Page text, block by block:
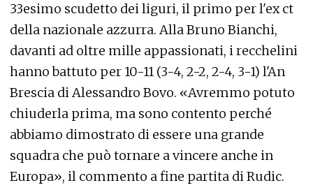
33esimo scudetto dei liguri, il primo per l'ex ct
della nazionale azzurra. Alla Bruno Bianchi,
davanti ad oltre mille appassionati, i recchelini
hanno battuto per 10-11 (3-4, 2-2, 2-4, 3-1) l'An
Brescia di Alessandro Bovo. «Avremmo potuto
chiuderla prima, ma sono contento perché
abbiamo dimostrato di essere una grande
squadra che può tornare a vincere anche in
Europa», il commento a fine partita di Rudic.